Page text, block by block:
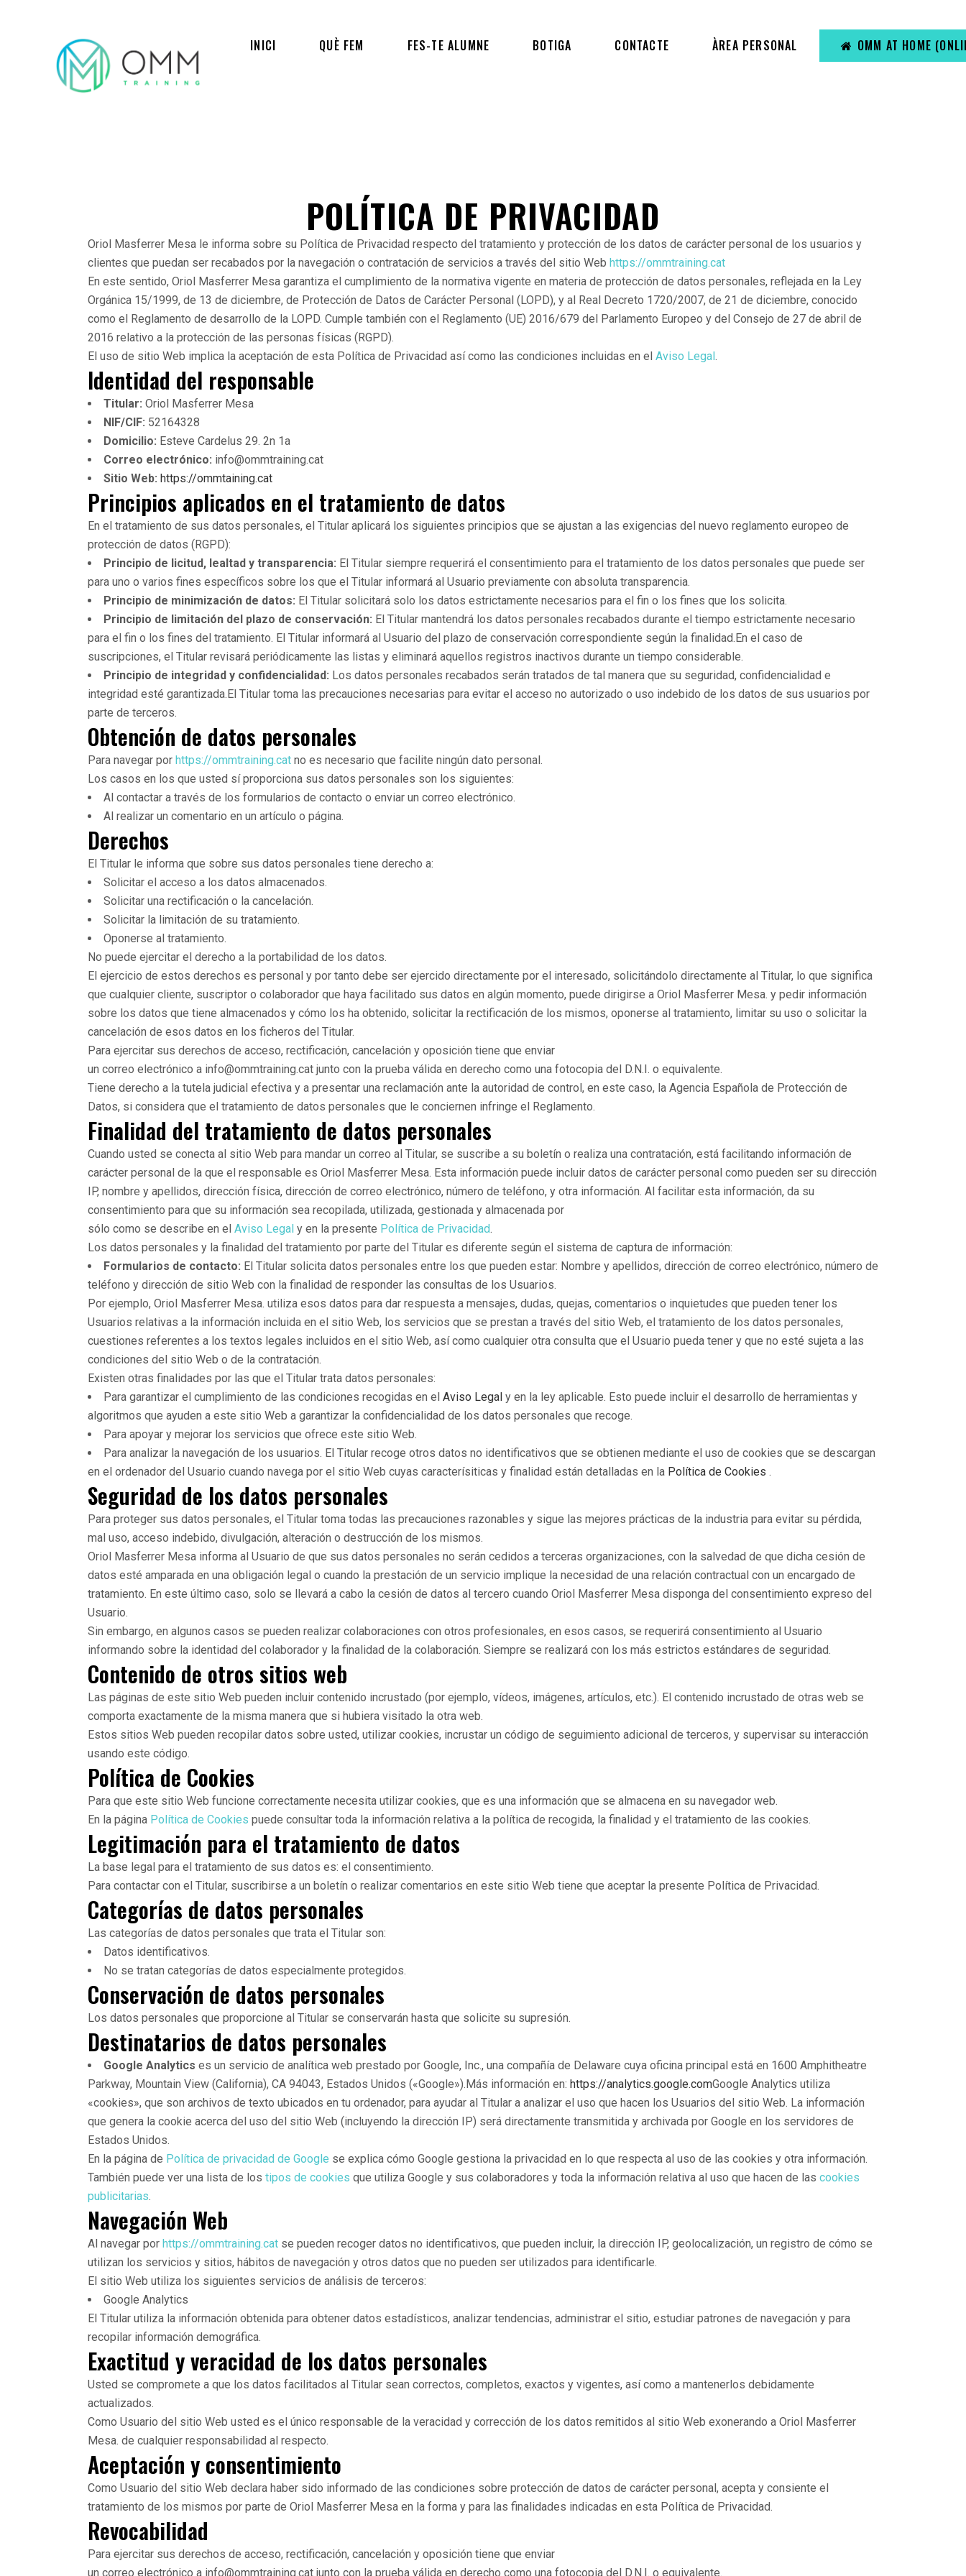
INICI QUÈ FEM FES-TE ALUMNE BOTIGA CONTACTE ÀREA PERSONAL OMM AT HOME
POLÍTICA DE PRIVACIDAD
Oriol Masferrer Mesa le informa sobre su Política de Privacidad respecto del tratamiento y protección de los datos de carácter personal de los usuarios y
clientes que puedan ser recabados por la navegación o contratación de servicios a través del sitio Web https://ommtraining.cat
En este sentido, Oriol Masferrer Mesa garantiza el cumplimiento de la normativa vigente en materia de protección de datos personales, reflejada en la Ley
Orgánica 15/1999, de 13 de diciembre, de Protección de Datos de Carácter Personal (LOPD), y al Real Decreto 1720/2007, de 21 de diciembre, conocido
como el Reglamento de desarrollo de la LOPD. Cumple también con el Reglamento (UE) 2016/679 del Parlamento Europeo y del Consejo de 27 de abril de
2016 relativo a la protección de las personas físicas (RGPD).
El uso de sitio Web implica la aceptación de esta Política de Privacidad así como las condiciones incluidas en el Aviso Legal .
Identidad del responsable
Titular: Oriol Masferrer Mesa
NIF/CIF: 52164328
Domicilio: Esteve Cardelus 29. 2n 1a
Correo electrónico: info@ommtraining.cat
Sitio Web: https://ommtaining.cat
Principios aplicados en el tratamiento de datos
En el tratamiento de sus datos personales, el Titular aplicará los siguientes principios que se ajustan a las exigencias del nuevo reglamento europeo de
protección de datos (RGPD):
Principio de licitud, lealtad y transparencia: El Titular siempre requerirá el consentimiento para el tratamiento de los datos personales que puede ser
para uno o varios fines específicos sobre los que el Titular informará al Usuario previamente con absoluta transparencia.
Principio de minimización de datos: El Titular solicitará solo los datos estrictamente necesarios para el fin o los fines que los solicita.
Principio de limitación del plazo de conservación: El Titular mantendrá los datos personales recabados durante el tiempo estrictamente necesario
para el fin o los fines del tratamiento. El Titular informará al Usuario del plazo de conservación correspondiente según la finalidad.En el caso de
suscripciones, el Titular revisará periódicamente las listas y eliminará aquellos registros inactivos durante un tiempo considerable.
Principio de integridad y confidencialidad: Los datos personales recabados serán tratados de tal manera que su seguridad, confidencialidad e
integridad esté garantizada.El Titular toma las precauciones necesarias para evitar el acceso no autorizado o uso indebido de los datos de sus usuarios por
parte de terceros.
Obtención de datos personales
Para navegar por https://ommtraining.cat no es necesario que facilite ningún dato personal.
Los casos en los que usted sí proporciona sus datos personales son los siguientes:
Al contactar a través de los formularios de contacto o enviar un correo electrónico.
Al realizar un comentario en un artículo o página.
Derechos
El Titular le informa que sobre sus datos personales tiene derecho a:
Solicitar el acceso a los datos almacenados.
Solicitar una rectificación o la cancelación.
Solicitar la limitación de su tratamiento.
Oponerse al tratamiento.
No puede ejercitar el derecho a la portabilidad de los datos.
El ejercicio de estos derechos es personal y por tanto debe ser ejercido directamente por el interesado, solicitándolo directamente al Titular, lo que significa
que cualquier cliente, suscriptor o colaborador que haya facilitado sus datos en algún momento, puede dirigirse a Oriol Masferrer Mesa. y pedir información
sobre los datos que tiene almacenados y cómo los ha obtenido, solicitar la rectificación de los mismos, oponerse al tratamiento, limitar su uso o solicitar la
cancelación de esos datos en los ficheros del Titular.
Para ejercitar sus derechos de acceso, rectificación, cancelación y oposición tiene que enviar
un correo electrónico a info@ommtraining.cat junto con la prueba válida en derecho como una fotocopia del D.N.I. o equivalente.
Tiene derecho a la tutela judicial efectiva y a presentar una reclamación ante la autoridad de control, en este caso, la Agencia Española de Protección de
Datos, si considera que el tratamiento de datos personales que le conciernen infringe el Reglamento.
Finalidad del tratamiento de datos personales
Cuando usted se conecta al sitio Web para mandar un correo al Titular, se suscribe a su boletín o realiza una contratación, está facilitando información de
carácter personal de la que el responsable es Oriol Masferrer Mesa. Esta información puede incluir datos de carácter personal como pueden ser su dirección
IP, nombre y apellidos, dirección física, dirección de correo electrónico, número de teléfono, y otra información. Al facilitar esta información, da su
consentimiento para que su información sea recopilada, utilizada, gestionada y almacenada por
sólo como se describe en el Aviso Legal y en la presente Política de Privacidad.
Los datos personales y la finalidad del tratamiento por parte del Titular es diferente según el sistema de captura de información:
Formularios de contacto: El Titular solicita datos personales entre los que pueden estar: Nombre y apellidos, dirección de correo electrónico, número de
teléfono y dirección de sitio Web con la finalidad de responder las consultas de los Usuarios.
Por ejemplo, Oriol Masferrer Mesa. utiliza esos datos para dar respuesta a mensajes, dudas, quejas, comentarios o inquietudes que pueden tener los
Usuarios relativas a la información incluida en el sitio Web, los servicios que se prestan a través del sitio Web, el tratamiento de los datos personales,
cuestiones referentes a los textos legales incluidos en el sitio Web, así como cualquier otra consulta que el Usuario pueda tener y que no esté sujeta a las
condiciones del sitio Web o de la contratación.
Existen otras finalidades por las que el Titular trata datos personales:
Para garantizar el cumplimiento de las condiciones recogidas en el Aviso Legal y en la ley aplicable. Esto puede incluir el desarrollo de herramientas y
algoritmos que ayuden a este sitio Web a garantizar la confidencialidad de los datos personales que recoge.
Para apoyar y mejorar los servicios que ofrece este sitio Web.
Para analizar la navegación de los usuarios. El Titular recoge otros datos no identificativos que se obtienen mediante el uso de cookies que se descargan
en el ordenador del Usuario cuando navega por el sitio Web cuyas caracterísiticas y finalidad están detalladas en la Política de Cookies .
Seguridad de los datos personales
Para proteger sus datos personales, el Titular toma todas las precauciones razonables y sigue las mejores prácticas de la industria para evitar su pérdida,
mal uso, acceso indebido, divulgación, alteración o destrucción de los mismos.
Oriol Masferrer Mesa informa al Usuario de que sus datos personales no serán cedidos a terceras organizaciones, con la salvedad de que dicha cesión de
datos esté amparada en una obligación legal o cuando la prestación de un servicio implique la necesidad de una relación contractual con un encargado de
tratamiento. En este último caso, solo se llevará a cabo la cesión de datos al tercero cuando Oriol Masferrer Mesa disponga del consentimiento expreso del
Usuario.
Sin embargo, en algunos casos se pueden realizar colaboraciones con otros profesionales, en esos casos, se requerirá consentimiento al Usuario
informando sobre la identidad del colaborador y la finalidad de la colaboración. Siempre se realizará con los más estrictos estándares de seguridad.
Contenido de otros sitios web
Las páginas de este sitio Web pueden incluir contenido incrustado (por ejemplo, vídeos, imágenes, artículos, etc.). El contenido incrustado de otras web se
comporta exactamente de la misma manera que si hubiera visitado la otra web.
Estos sitios Web pueden recopilar datos sobre usted, utilizar cookies, incrustar un código de seguimiento adicional de terceros, y supervisar su interacción
usando este código.
Política de Cookies
Para que este sitio Web funcione correctamente necesita utilizar cookies, que es una información que se almacena en su navegador web.
En la página Política de Cookies puede consultar toda la información relativa a la política de recogida, la finalidad y el tratamiento de las cookies.
Legitimación para el tratamiento de datos
La base legal para el tratamiento de sus datos es: el consentimiento.
Para contactar con el Titular, suscribirse a un boletín o realizar comentarios en este sitio Web tiene que aceptar la presente Política de Privacidad.
Categorías de datos personales
Las categorías de datos personales que trata el Titular son:
Datos identificativos.
No se tratan categorías de datos especialmente protegidos.
Conservación de datos personales
Los datos personales que proporcione al Titular se conservarán hasta que solicite su supresión.
Destinatarios de datos personales
Google Analytics es un servicio de analítica web prestado por Google, Inc., una compañía de Delaware cuya oficina principal está en 1600 Amphitheatre
Parkway, Mountain View (California), CA 94043, Estados Unidos («Google»).Más información en: https://analytics.google.comGoogle Analytics utiliza
«cookies», que son archivos de texto ubicados en tu ordenador, para ayudar al Titular a analizar el uso que hacen los Usuarios del sitio Web. La información
que genera la cookie acerca del uso del sitio Web (incluyendo la dirección IP) será directamente transmitida y archivada por Google en los servidores de
Estados Unidos.
En la página de Política de privacidad de Google se explica cómo Google gestiona la privacidad en lo que respecta al uso de las cookies y otra información.
También puede ver una lista de los tipos de cookies que utiliza Google y sus colaboradores y toda la información relativa al uso que hacen de las cookies
publicitarias.
Navegación Web
Al navegar por https://ommtraining.cat se pueden recoger datos no identificativos, que pueden incluir, la dirección IP, geolocalización, un registro de cómo se
utilizan los servicios y sitios, hábitos de navegación y otros datos que no pueden ser utilizados para identificarle.
El sitio Web utiliza los siguientes servicios de análisis de terceros:
Google Analytics
El Titular utiliza la información obtenida para obtener datos estadísticos, analizar tendencias, administrar el sitio, estudiar patrones de navegación y para
recopilar información demográfica.
Exactitud y veracidad de los datos personales
Usted se compromete a que los datos facilitados al Titular sean correctos, completos, exactos y vigentes, así como a mantenerlos debidamente
actualizados.
Como Usuario del sitio Web usted es el único responsable de la veracidad y corrección de los datos remitidos al sitio Web exonerando a Oriol Masferrer
Mesa. de cualquier responsabilidad al respecto.
Aceptación y consentimiento
Como Usuario del sitio Web declara haber sido informado de las condiciones sobre protección de datos de carácter personal, acepta y consiente el
tratamiento de los mismos por parte de Oriol Masferrer Mesa en la forma y para las finalidades indicadas en esta Política de Privacidad.
Revocabilidad
Para ejercitar sus derechos de acceso, rectificación, cancelación y oposición tiene que enviar
un correo electrónico a info@ommtraining.cat junto con la prueba válida en derecho como una fotocopia del D.N.I. o equivalente.